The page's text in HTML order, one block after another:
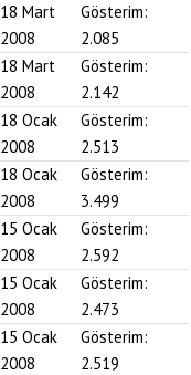
18 Mart
2008
Gösterim:
2.085
18 Mart
2008
Gösterim:
2.142
18 Ocak
2008
Gösterim:
2.513
18 Ocak
2008
Gösterim:
3.499
15 Ocak
2008
Gösterim:
2.592
15 Ocak
2008
Gösterim:
2.473
15 Ocak
2008
Gösterim:
2.519